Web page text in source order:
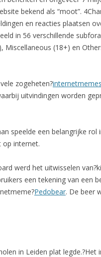
bekend als “moot”.
en reacties plaatsen
in 56 verschillende
Miscellaneous (18+) en
zogeheten?internetmemes
uitvindingen worden
speelde een belangrijke
op internet.
werd het uitwisselen
een tekening van een
Pedobear. De beer
in Leiden plat